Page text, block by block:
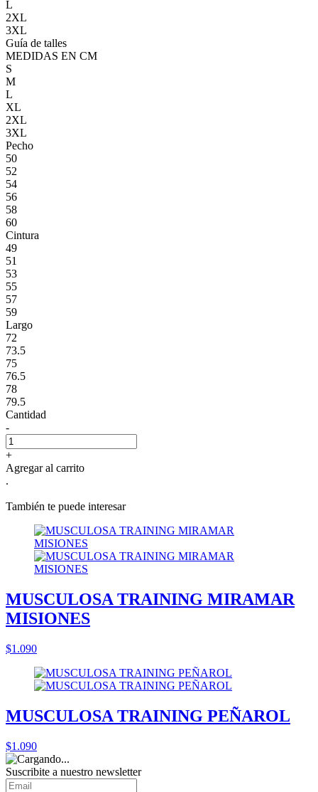
L
2XL
3XL
Guía de talles
MEDIDAS EN CM
S
M
L
XL
2XL
3XL
Pecho
50
52
54
56
58
60
Cintura
49
51
53
55
57
59
Largo
72
73.5
75
76.5
78
79.5
Cantidad
-
+
Agregar al carrito
.
También te puede interesar
MUSCULOSA TRAINING MIRAMAR
MISIONES
$1.090
MUSCULOSA TRAINING PEÑAROL
$1.090
Suscribite a nuestro newsletter